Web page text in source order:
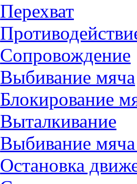
Перехват
Сопровождение
Выбивание мяча
Блокирование
Выталкивание
Выбивание
Остановка